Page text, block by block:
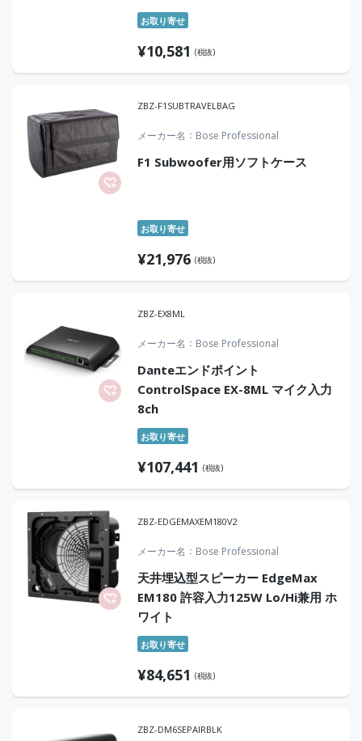
お取り寄せ
¥10,581 (税抜)
ZBZ-F1SUBTRAVELBAG
メーカー名 Bose Professional
F1 Subwoofer用ソフトケース
お取り寄せ
¥21,976 (税抜)
ZBZ-EX8ML
メーカー名 Bose Professional
Danteエンドポイント
ControlSpace EX-8ML マイク入力
8ch
お取り寄せ
¥107,441 (税抜)
ZBZ-EDGEMAXEM180V2
メーカー名 Bose Professional
天井埋込型スピーカー EdgeMax
EM180 許容入力125W Lo/Hi兼用 ホ
ワイト
お取り寄せ
¥84,651 (税抜)
ZBZ-DM6SEPAIRBLK